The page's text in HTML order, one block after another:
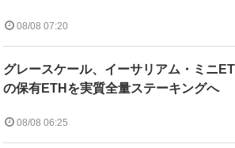
08/08 07:20
グレースケール、イーサリアム・ミニ
の保有ETHを実質全量ステーキングへ
08/08 06:25